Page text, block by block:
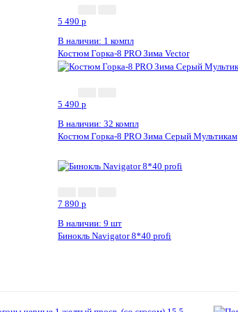
5 490 p
В наличии: 1 компл
Костюм Горка-8 PRO Зима Vector
5 490 p
В наличии: 32 компл
Костюм Горка-8 PRO Зима Серый Мультикам
7 890 p
В наличии: 9 шт
Бинокль Navigator 8*40 profi